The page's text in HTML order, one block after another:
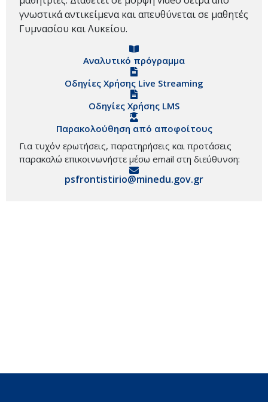
γνωστικά αντικείμενα και απευθύνεται σε μαθητές
Γυμνασίου και Λυκείου.
Αναλυτικό πρόγραμμα
Οδηγίες Χρήσης Live Streaming
Οδηγίες Χρήσης LMS
Παρακολούθηση από αποφοίτους
Για τυχόν ερωτήσεις, παρατηρήσεις και προτάσεις
παρακαλώ επικοινωνήστε μέσω email στη διεύθυνση:
psfrontistirio@minedu.gov.gr